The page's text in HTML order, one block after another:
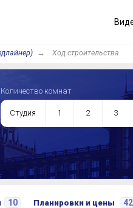
Ход строительства
Количество комнат
Студия 1 2 3
10 Планировки и цены